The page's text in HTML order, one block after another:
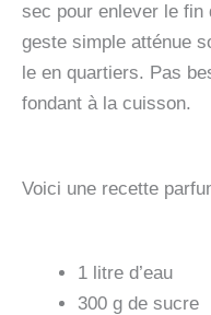
sec pour enlever le fin
geste simple atténue
le en quartiers. Pas
fondant à la cuisson.
Voici une recette
1 litre d’eau
300 g de sucre